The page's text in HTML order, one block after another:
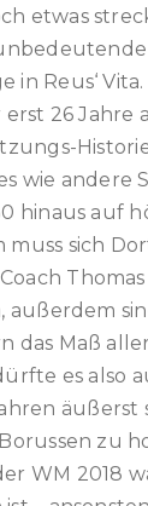
etwas
in Reus‘
26 Jahre
wie andere
hinaus auf
muss sich
außerdem
das Maß
es also
äußerst
zu
WM 2018